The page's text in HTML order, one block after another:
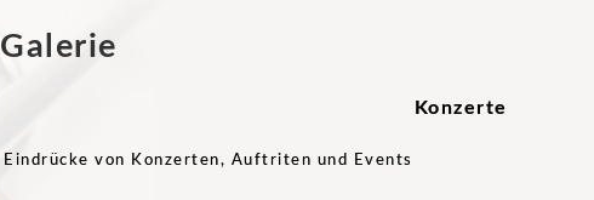
Galerie
Konzerte
Eindrücke von Konzerten, Auftriten und Events